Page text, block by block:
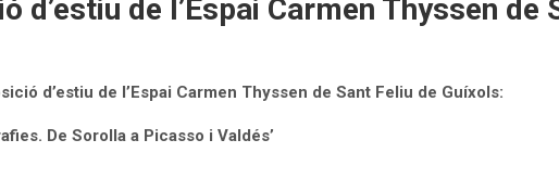
de l’Espai Carmen Thyssen de
d’estiu de l’Espai Carmen Thyssen de Sant Feliu de Guíxols:
De Sorolla a Picasso i Valdés’